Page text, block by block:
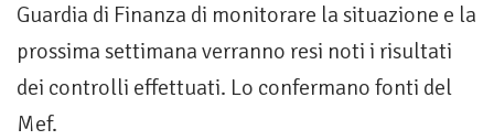
Guardia di Finanza di monitorare la situazione e la
prossima settimana verranno resi noti i risultati
dei controlli effettuati. Lo confermano fonti del
Mef.